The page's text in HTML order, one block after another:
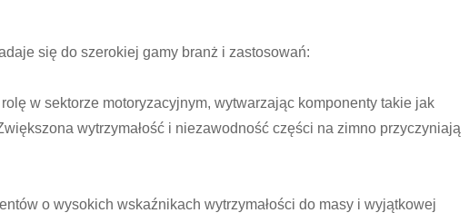
się do szerokiej gamy branż i zastosowań:
w sektorze motoryzacyjnym, wytwarzając komponenty takie jak
wytrzymałość i niezawodność części na zimno przyczyniają
o wysokich wskaźnikach wytrzymałości do masy i wyjątkowej